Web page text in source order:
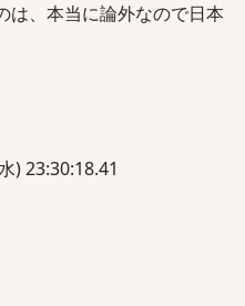
は、本当に論外なので日本
) 23:30:18.41